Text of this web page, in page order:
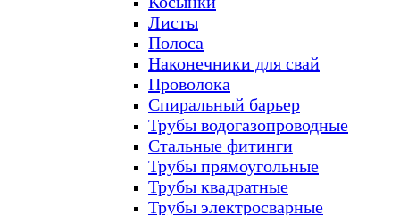
Листы
Полоса
Наконечники для свай
Проволока
Спиральный барьер
Трубы водогазопроводные
Стальные фитинги
Трубы прямоугольные
Трубы квадратные
Трубы электросварные